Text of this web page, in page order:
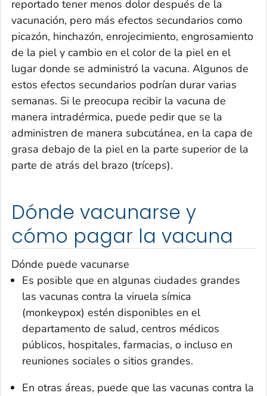
reportado tener menos dolor después de la
vacunación, pero más efectos secundarios como
picazón, hinchazón, enrojecimiento, engrosamiento
de la piel y cambio en el color de la piel en el
lugar donde se administró la vacuna. Algunos de
estos efectos secundarios podrían durar varias
semanas. Si le preocupa recibir la vacuna de
manera intradérmica, puede pedir que se la
administren de manera subcutánea, en la capa de
grasa debajo de la piel en la parte superior de la
parte de atrás del brazo (tríceps).
Dónde vacunarse y
cómo pagar la vacuna
Dónde puede vacunarse
Es posible que en algunas ciudades grandes
las vacunas contra la viruela símica
(monkeypox) estén disponibles en el
departamento de salud, centros médicos
públicos, hospitales, farmacias, o incluso en
reuniones sociales o sitios grandes.
En otras áreas, puede que las vacunas contra la